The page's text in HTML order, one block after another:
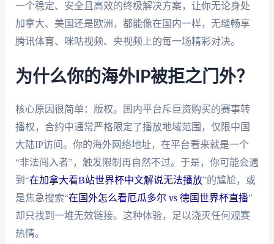
一个稳定、安全且高效的终极解决方案，让你无论身处
加拿大、美国还是欧洲，都能像在国内一样，无缝畅享
腾讯体育、咪咕视频、央视频上的每一场精彩对决。
为什么你的海外IP被拒之门外？
核心原因很简单：版权。国内平台斥巨资购买的赛事转
播权，合约中通常严格限定了播放地域范围，仅限中国
大陆IP访问。你的海外网络地址，在平台看来就是一个
“非法闯入者”，触发限制再自然不过。于是，你可能会遇
到“在加拿大看B站世界杯中文解说无法播放”的尴尬，或
是焦急搜索“在国外怎么看厄瓜多尔 vs 德国世界杯直播”
却只找到一堆无效链接。这种体验，足以浇灭任何观赛
热情。